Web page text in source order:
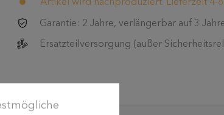
Artikel wird nachproduziert. Lieferzeit 4-
Garantie: 2 Jahre, verlängerbar auf 3
Ersatzteilversorgung (außer